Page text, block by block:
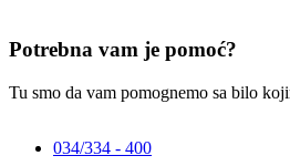
Potrebna vam je pomoć?
Tu smo da vam pomognemo sa bilo
034/334 - 400